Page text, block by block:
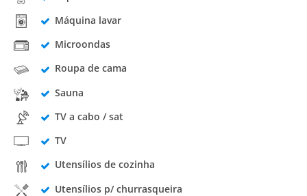
Máquina lavar
Microondas
Roupa de cama
Sauna
TV a cabo / sat
TV
Utensílios de cozinha
Utensílios p/ churrasqueira